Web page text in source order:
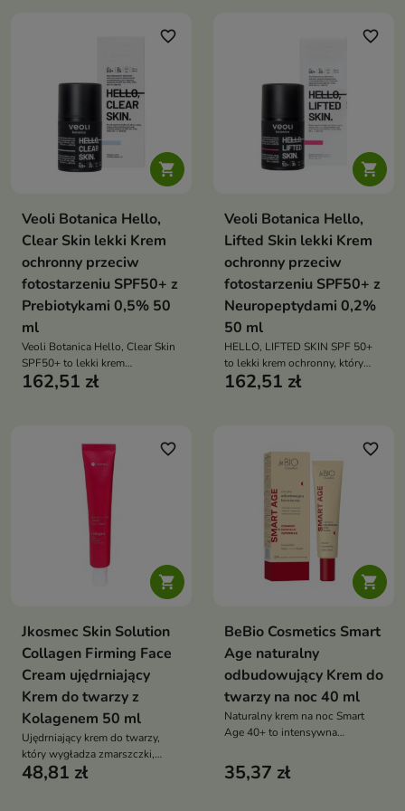

favorite_border
Veoli Botanica Hello,
Clear Skin lekki Krem
ochronny przeciw
fotostarzeniu SPF50+ z
Prebiotykami 0,5% 50
ml
Veoli Botanica Hello, Clear Skin
SPF50+ to lekki krem
przeciwsłoneczny, który chroni
wzmacnia mikrobiom skóry
162,51 zł

favorite_border
Veoli Botanica Hello,
Lifted Skin lekki Krem
ochronny przeciw
fotostarzeniu SPF50+ z
Neuropeptydami 0,2%
50 ml
HELLO, LIFTED SKIN SPF 50+
to lekki krem ochronny, który
chroni skórę przed
162,51 zł

favorite_border
Jkosmec Skin Solution
Collagen Firming Face
Cream ujędrniający
Krem do twarzy z
Kolagenem 50 ml
Ujędrniający krem do twarzy,
który wygładza zmarszczki,
poprawia elastyczność skóry i
48,81 zł

favorite_border
BeBio Cosmetics Smart
Age naturalny
odbudowujący Krem do
twarzy na noc 40 ml
Naturalny krem na noc Smart
Age 40+ to intensywna
barierę skóry, wygładza ją i
przywraca jej jędrność oraz
35,37 zł